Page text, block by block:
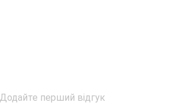
Додайте перший відгук